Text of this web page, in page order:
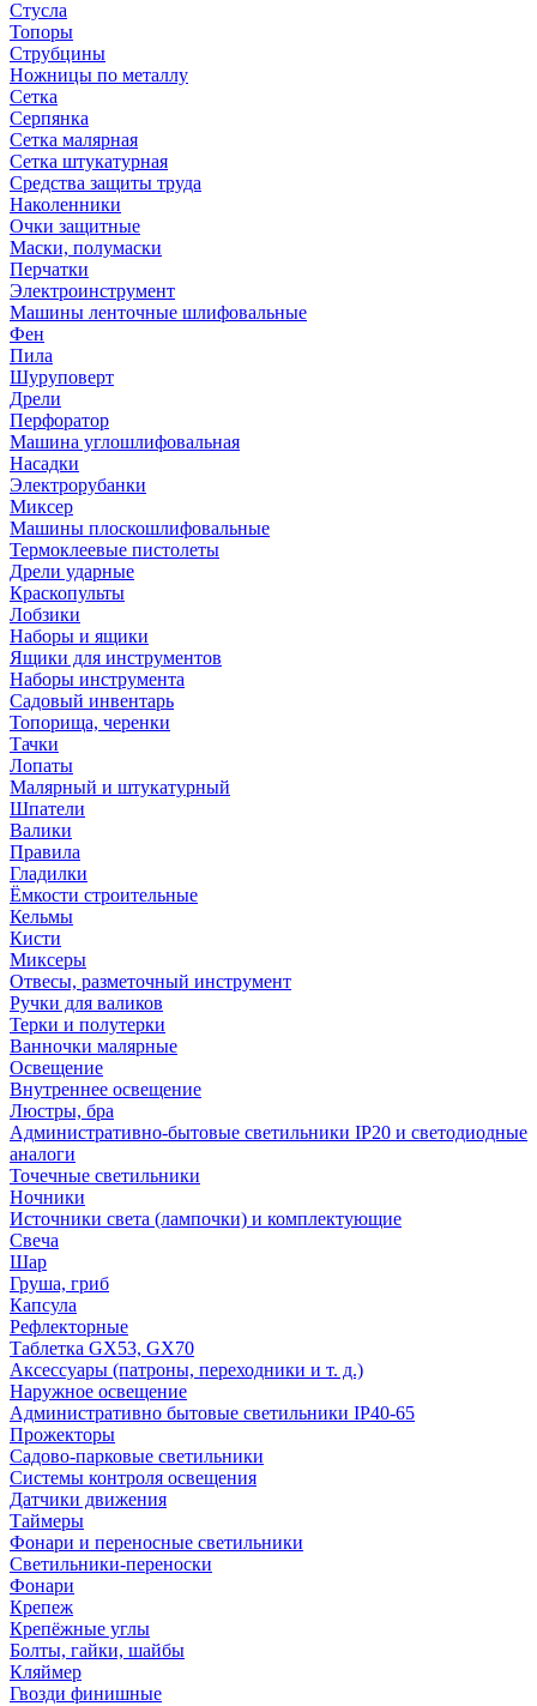
Стусла
Топоры
Струбцины
Ножницы по металлу
Сетка
Серпянка
Сетка малярная
Сетка штукатурная
Средства защиты труда
Наколенники
Очки защитные
Маски, полумаски
Перчатки
Электроинструмент
Машины ленточные шлифовальные
Фен
Пила
Шуруповерт
Дрели
Перфоратор
Машина углошлифовальная
Насадки
Электрорубанки
Миксер
Машины плоскошлифовальные
Термоклеевые пистолеты
Дрели ударные
Краскопульты
Лобзики
Наборы и ящики
Ящики для инструментов
Наборы инструмента
Садовый инвентарь
Топорища, черенки
Тачки
Лопаты
Малярный и штукатурный
Шпатели
Валики
Правила
Гладилки
Ёмкости строительные
Кельмы
Кисти
Миксеры
Отвесы, разметочный инструмент
Ручки для валиков
Терки и полутерки
Ванночки малярные
Освещение
Внутреннее освещение
Люстры, бра
Административно-бытовые светильники IP20 и светодиодные
аналоги
Точечные светильники
Ночники
Источники света (лампочки) и комплектующие
Свеча
Шар
Груша, гриб
Капсула
Рефлекторные
Таблетка GX53, GX70
Аксессуары (патроны, переходники и т. д.)
Наружное освещение
Административно бытовые светильники IP40-65
Прожекторы
Садово-парковые светильники
Системы контроля освещения
Датчики движения
Таймеры
Фонари и переносные светильники
Светильники-переноски
Фонари
Крепеж
Крепёжные углы
Болты, гайки, шайбы
Кляймер
Гвозди финишные